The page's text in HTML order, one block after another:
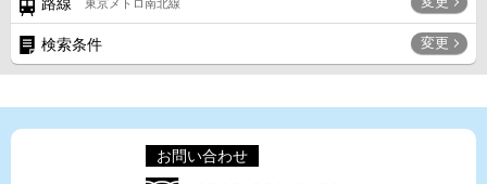
路線 東京メトロ南北線
検索条件 変更
お問い合わせ